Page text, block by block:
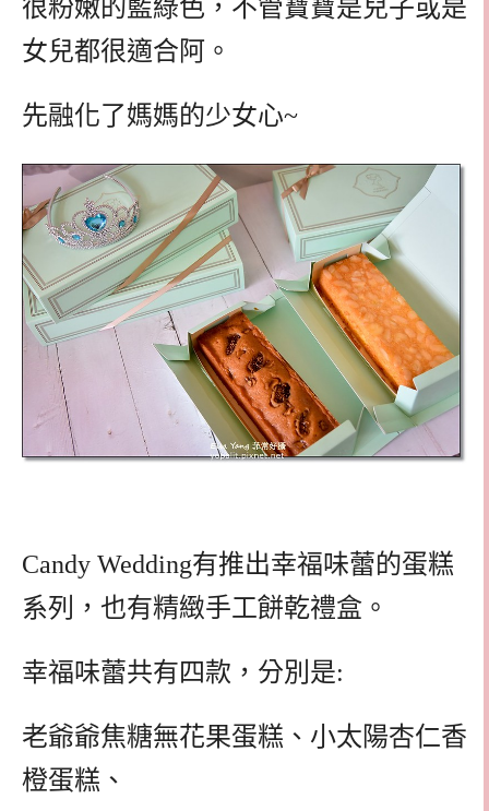
很粉嫩的藍綠色，不管寶寶是兒子或是
女兒都很適合阿。
先融化了媽媽的少女心~
Candy Wedding有推出幸福味蕾的蛋糕
系列，也有精緻手工餅乾禮盒。
幸福味蕾共有四款，分別是:
老爺爺焦糖無花果蛋糕、小太陽杏仁香
橙蛋糕、